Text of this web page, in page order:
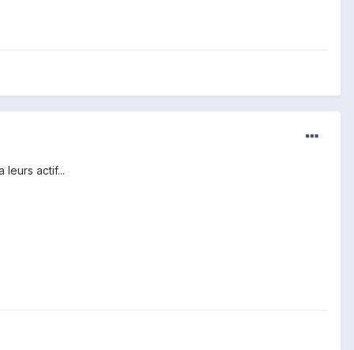
leurs actif...